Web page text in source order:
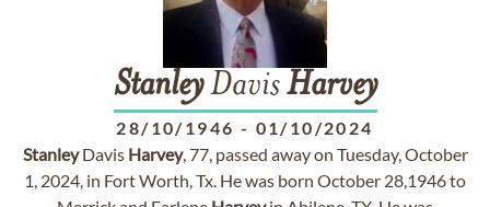
StanleyDavisHarvey
28/10/1946 - 01/10/2024
StanleyDavis Harvey, 77, passed away on Tuesday, October
1, 2024, in Fort Worth, Tx. He was born October 28,1946 to